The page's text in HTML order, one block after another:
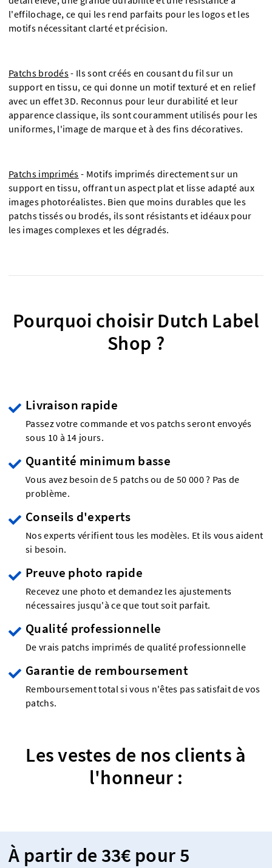
l'effilochage, ce qui les rend parfaits pour les logos et les
motifs nécessitant clarté et précision.
Patchs brodés- Ils sont créés en cousant du fil sur un
support en tissu, ce qui donne un motif texturé et en relief
avec un effet 3D. Reconnus pour leur durabilité et leur
apparence classique, ils sont couramment utilisés pour les
uniformes, l'image de marque et à des fins décoratives.
Patchs imprimés - Motifs imprimés directement sur un
support en tissu, offrant un aspect plat et lisse adapté aux
images photoréalistes. Bien que moins durables que les
patchs tissés ou brodés, ils sont résistants et idéaux pour
les images complexes et les dégradés.
Pourquoi choisir Dutch Label
Shop ?
Livraison rapide
Passez votre commande et vos patchs seront envoyés
sous 10 à 14 jours.
Quantité minimum basse
Vous avez besoin de 5 patchs ou de 50 000 ? Pas de
problème.
Conseils d'experts
Nos experts vérifient tous les modèles. Et ils vous aident
si besoin.
Preuve photo rapide
Recevez une photo et demandez les ajustements
nécessaires jusqu'à ce que tout soit parfait.
Qualité professionnelle
De vrais patchs imprimés de qualité professionnelle
Garantie de remboursement
Remboursement total si vous n'êtes pas satisfait de vos
patchs.
Les vestes de nos clients à
l'honneur :
À partir de 33€ pour 5